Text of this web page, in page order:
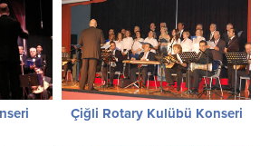
Çiğli Rotary Kulübü Konseri